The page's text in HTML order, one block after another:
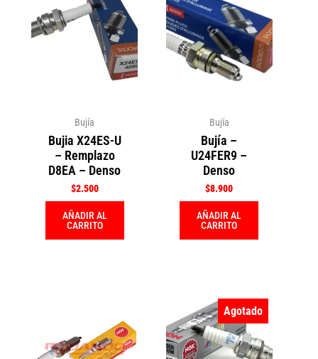
Bujía
Bujia X24ES-U
– Remplazo
D8EA – Denso
$2.500
AÑADIR AL
CARRITO
Bujía
Bujía –
U24FER9 –
Denso
$8.900
AÑADIR AL
CARRITO
Agotado